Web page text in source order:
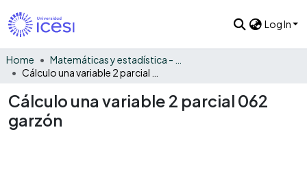
Log In
Home
Cálculo una variable 2 parcial 062
garzón